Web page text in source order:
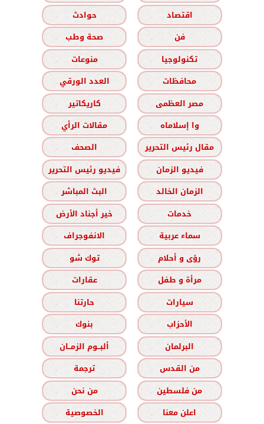
اقتصاد
حوادث
فن
صحة وطب
تكنولوجيا
منوعات
محافظات
العدد الورقي
مصر العظمى
كاريكاتير
وا إسلاماه
مقالات الرأي
مقال رئيس التحرير
الصحف
فيديو الزمان
فيديو رئيس التحرير
الزمان الخالد
البث المباشر
خدمات
خير أجناد الأرض
سماء عربية
الانفوجراف
رؤى و أحلام
توك شو
مرأة و طفل
عقارات
سيارات
حارتنا
الأحزاب
بنوك
البرلمان
ألبــوم الزمــان
من القدس
ترجمة
من فلسطين
من نحن
اعلن معنا
الخصوصية